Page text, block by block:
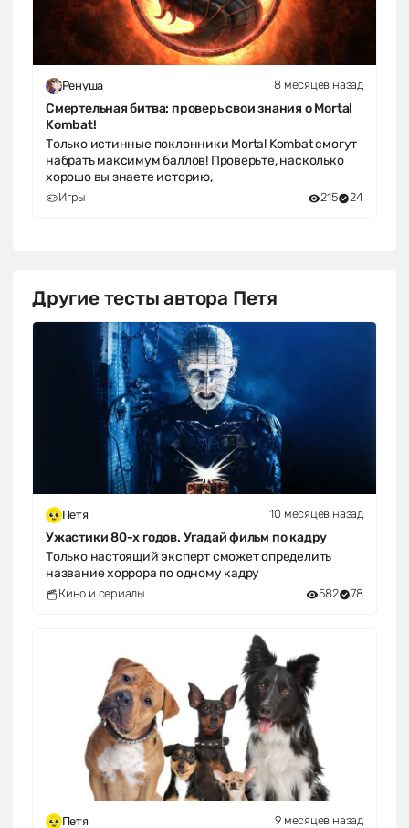
Ренуша 8 месяцев назад
Смертельная битва: проверь свои знания о Mortal
Kombat!
Только истинные поклонники Mortal Kombat смогут
набрать максимум баллов! Проверьте, насколько
хорошо вы знаете историю,
Игры 215 24
Другие тесты автора Петя
Петя 10 месяцев назад
Ужастики 80-х годов. Угадай фильм по кадру
Только настоящий эксперт сможет определить
название хоррора по одному кадру
Кино и сериалы 582 78
Петя 9 месяцев назад